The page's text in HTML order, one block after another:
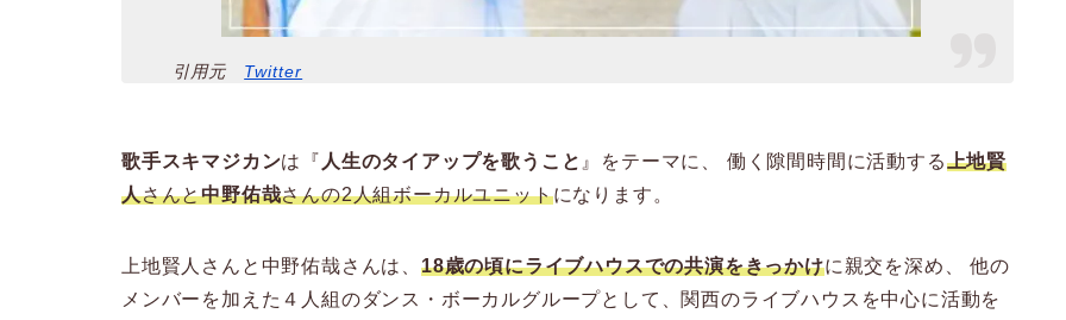
引用元 Twitter
歌手スキマジカンは『 人生のタイアップを歌うこと 』をテーマに、 働く隙間時間に活動する上地賢
人さんと中野佑哉さんの2人組ボーカルユニットになります。
上地賢人さんと中野佑哉さんは、 18歳の頃にライブハウスでの共演をきっかけに親交を深め、 他の
メンバーを加えた４人組のダンス・ボーカルグループとして、関西のライブハウスを中心に活動を